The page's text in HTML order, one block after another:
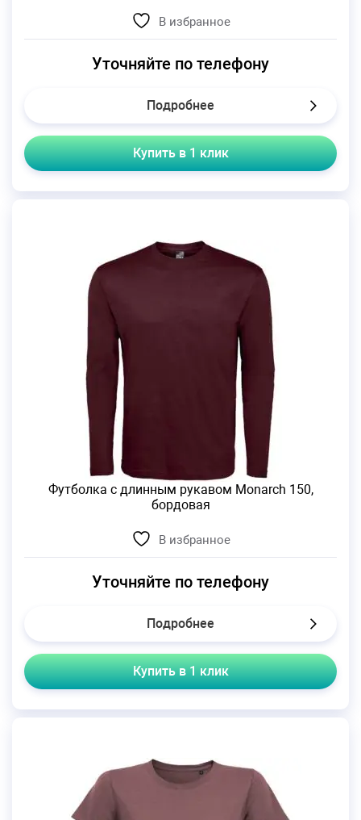
В избранное
Уточняйте по телефону
Подробнее
Купить в 1 клик
Футболка с длинным рукавом Monarch 150,
бордовая
В избранное
Уточняйте по телефону
Подробнее
Купить в 1 клик